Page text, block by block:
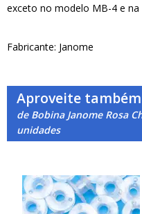
exceto no modelo MB-4 e
Fabricante: Janome
Aproveite também
de Bobina Janome Rosa
unidades